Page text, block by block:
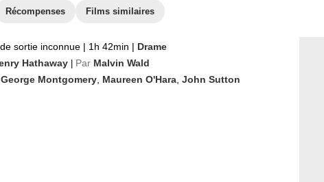
Récompenses Films similaires
sortie inconnue | 1h 42min | Drame
Hathaway Par Malvin Wald
George Montgomery Maureen O'Hara John Sutton